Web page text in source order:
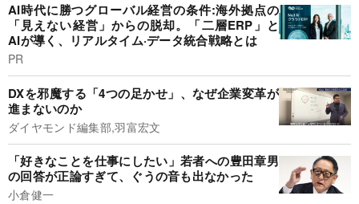
AI時代に勝つグローバル経営の条件:海外拠点の
「見えない経営」からの脱却。「二層ERP」と
AIが導く、リアルタイム·データ統合戦略とは
PR
DXを邪魔する「4つの足かせ」、なぜ企業変革が
進まないのか
ダイヤモンド編集部,羽富宏文
「好きなことを仕事にしたい」若者への豊田章男
の回答が正論すぎて、ぐうの音も出なかった
小倉健一